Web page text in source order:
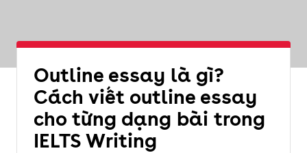
Outline essay là gì?
Cách viết outline essay
cho từng dạng bài trong
IELTS Writing